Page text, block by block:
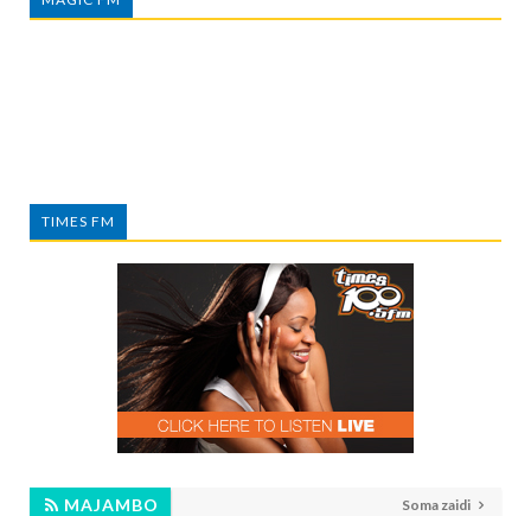
TIMES FM
MAJAMBO Soma zaidi